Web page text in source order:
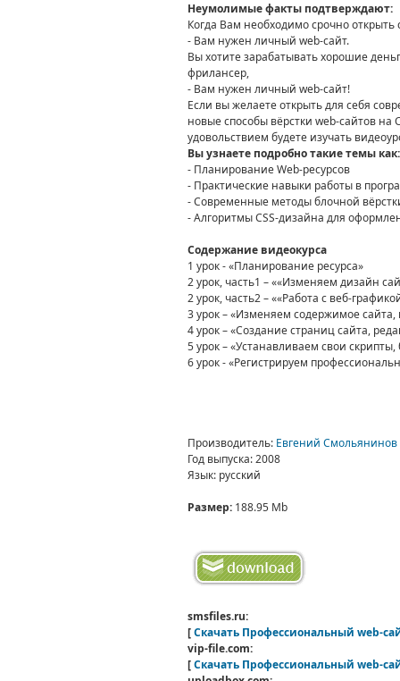
Неумолимые факты подтверждают:
Когда Вам необходимо срочно открыть
- Вам нужен личный web-сайт.
Вы хотите зарабатывать хорошие
фрилансер,
- Вам нужен личный web-сайт!
Если вы желаете открыть для себя
новые способы вёрстки wеb-сайтов на
удовольствием будете изучать
Вы узнаете подробно такие темы как:
- Планирование Web-ресурсов
- Практические навыки работы в
- Современные методы блочной
- Алгоритмы CSS-дизайна для
Содержание видеокурса
1 урок - «Планирование ресурса»
2 урок, часть1 – ««Изменяем дизайн
2 урок, часть2 – ««Работа с веб-
3 урок – «Изменяем содержимое
4 урок – «Создание страниц сайта,
5 урок – «Устанавливаем свои
6 урок - «Регистрируем
Производитель: Евгений Смольянинов
Год выпуска: 2008
Язык: русский
Размер: 188.95 Mb
smsfiles.ru:
[Скачать Профессиональный web-
vip-file.com:
[Скачать Профессиональный web-